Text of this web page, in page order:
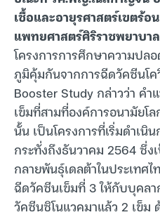
เชื้อและอายุรศาสตร์เขตร้
แพทยศาสตร์ศิริราชพยาบา
โครงการการศึกษาความปล
ภูมิคุ้มกันจากการฉีดวัคซีนโ
Booster Study กล่าวว่า คำ
เข็มที่สามที่องค์การอนามัยโ
นั้น เป็นโครงการที่เริ่มดำเ
กระทั่งถึงธันวาคม 2564 ซึ่ง
กลายพันธุ์เดลต้าในประเทศ
ฉีดวัคซีนเข็มที่ 3 ให้กับบุคล
วัคซีนซิโนแวคมาแล้ว 2 เข็